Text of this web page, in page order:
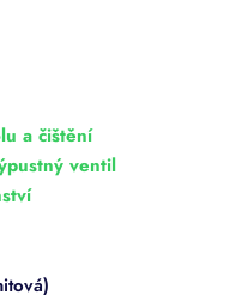
a čištění
ventil